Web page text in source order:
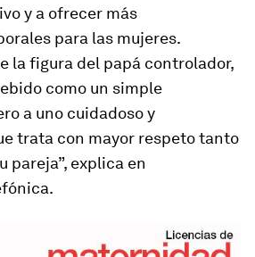
y a ofrecer más
para las mujeres.
la figura del papá controlador,
como un simple
a uno cuidadoso y
trata con mayor respeto tanto
pareja”, explica en